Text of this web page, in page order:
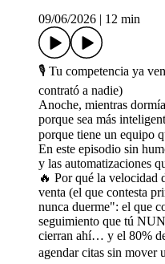
09/06/2026
12 min
🎙️ Tu competencia ya
contrató a nadie)
Anoche, mientras
porque sea más
porque tiene un
En este episodio sin
y las automatizaciones
🔥 Por qué la velocidad
venta (el que contesta
nunca duerme": el que
seguimiento que tú
cierran ahí… y el 80%
agendar citas sin